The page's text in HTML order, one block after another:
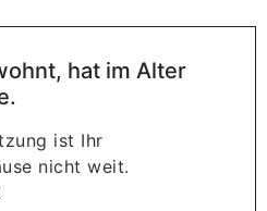
hat im Alter
ist Ihr
nicht weit.